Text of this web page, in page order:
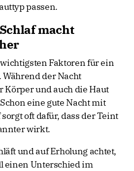
passen.
macht
Faktoren für ein
der Nacht
Körper und auch die Haut
eine gute Nacht mit
oft dafür, dass der Teint
wirkt.
und auf Erholung achtet,
einen Unterschied im